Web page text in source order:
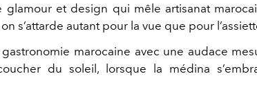
glamour et design qui mêle artisanat
s’attarde autant pour la vue que pour
marocaine avec une audace
du soleil, lorsque la médina